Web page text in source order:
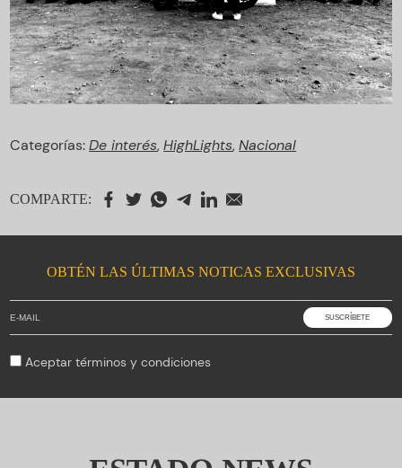
Categorías:De interés,HighLights,Nacional
COMPARTE:
OBTÉN LAS ÚLTIMAS NOTICAS EXCLUSIVAS
Aceptartérminos y condiciones